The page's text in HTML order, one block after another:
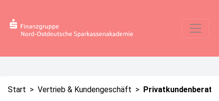
Start > Vertrieb & Kundengeschäft >